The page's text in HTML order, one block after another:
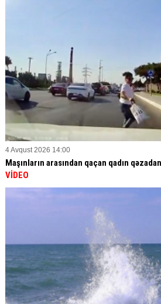
4 Avqust 2026 14:00
Maşınların arasından qaçan qadın qəzadan
VİDEO